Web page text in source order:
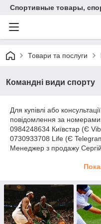
Спортивные товары,
Товари та послуги
Командні види спорту
Для купівлі або
повідомлення за
0984248634 Київстар (Є
0730933708 Life (Є
Менеджер з продажу Сергій
Самовивіз Кривий Ріг
Способи оплати:
Готівковий розрахунок,